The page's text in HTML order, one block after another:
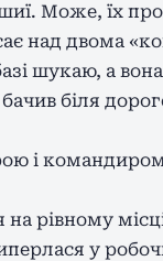
Може, їх
над двома
шукаю, а
біля
і
на рівному
у